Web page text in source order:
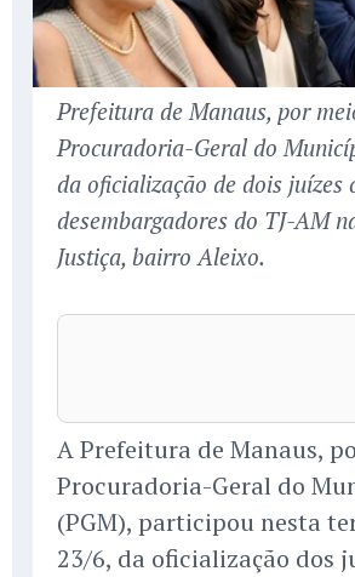
Prefeitura de Manaus, por
Procuradoria-Geral do
da oficialização de dois juízes
desembargadores do TJ-AM
Justiça, bairro Aleixo.
A Prefeitura de Manaus,
Procuradoria-Geral do
(PGM), participou nesta
23/6, da oficialização dos